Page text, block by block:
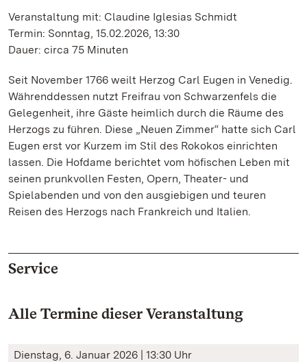
Veranstaltung mit: Claudine Iglesias Schmidt
Termin: Sonntag, 15.02.2026, 13:30
Dauer: circa 75 Minuten
Seit November 1766 weilt Herzog Carl Eugen in Venedig.
Währenddessen nutzt Freifrau von Schwarzenfels die
Gelegenheit, ihre Gäste heimlich durch die Räume des
Herzogs zu führen. Diese „Neuen Zimmer“ hatte sich Carl
Eugen erst vor Kurzem im Stil des Rokokos einrichten
lassen. Die Hofdame berichtet vom höfischen Leben mit
seinen prunkvollen Festen, Opern, Theater- und
Spielabenden und von den ausgiebigen und teuren
Reisen des Herzogs nach Frankreich und Italien.
Service
Alle Termine dieser Veranstaltung
Dienstag, 6. Januar 2026 | 13:30 Uhr